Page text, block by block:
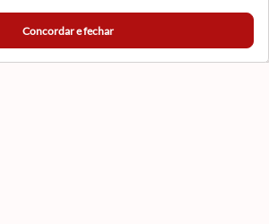
Concordar e fechar